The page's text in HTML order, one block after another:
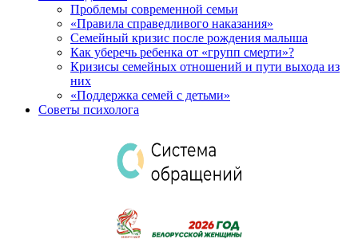
Проблемы современной семьи
«Правила справедливого наказания»
Семейный кризис после рождения малыша
Как уберечь ребенка от «групп смерти»?
Кризисы семейных отношений и пути выхода из
них
«Поддержка семей с детьми»
Советы психолога